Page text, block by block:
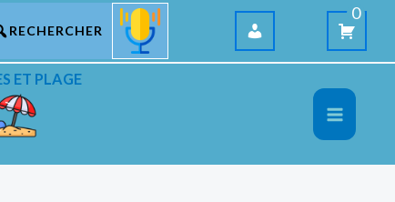
0
ET PLAGE